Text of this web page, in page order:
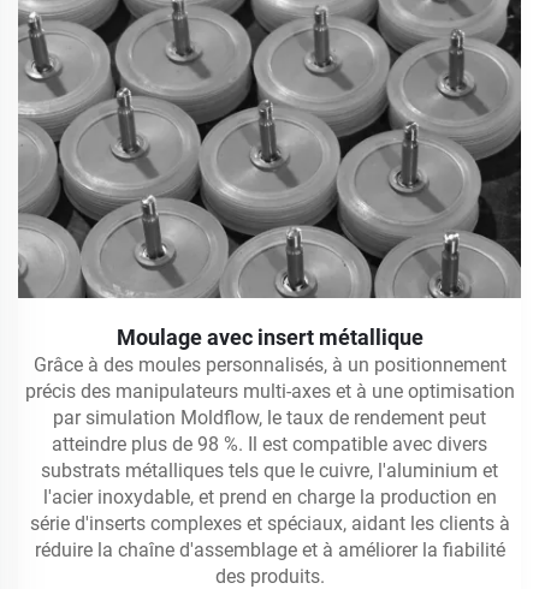
Moulage avec insert métallique
Grâce à des moules personnalisés, à un positionnement
précis des manipulateurs multi-axes et à une optimisation
par simulation Moldflow, le taux de rendement peut
atteindre plus de 98 %. Il est compatible avec divers
substrats métalliques tels que le cuivre, l'aluminium et
l'acier inoxydable, et prend en charge la production en
série d'inserts complexes et spéciaux, aidant les clients à
réduire la chaîne d'assemblage et à améliorer la fiabilité
des produits.